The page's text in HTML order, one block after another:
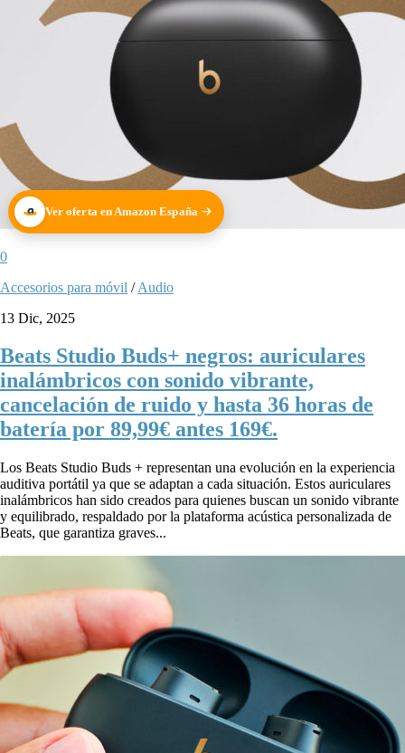
Ver oferta en Amazon España
0
Accesorios para móvil /Audio
13 Dic, 2025
Beats Studio Buds+ negros: auriculares
inalámbricos con sonido vibrante,
cancelación de ruido y hasta 36 horas de
batería por 89,99€ antes 169€.
Los Beats Studio Buds + representan una evolución en la experiencia
auditiva portátil ya que se adaptan a cada situación. Estos auriculares
inalámbricos han sido creados para quienes buscan un sonido vibrante
y equilibrado, respaldado por la plataforma acústica personalizada de
Beats, que garantiza graves...